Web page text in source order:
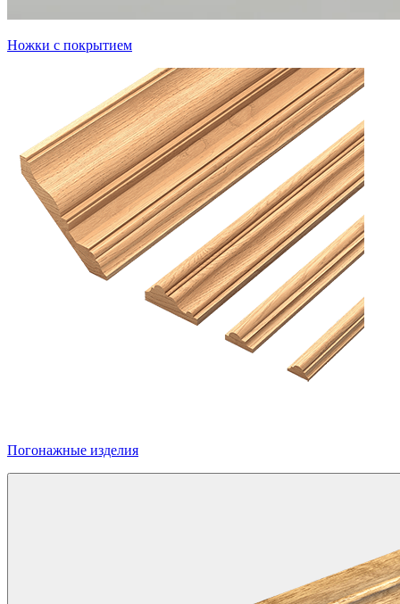
Ножки с покрытием
Погонажные изделия